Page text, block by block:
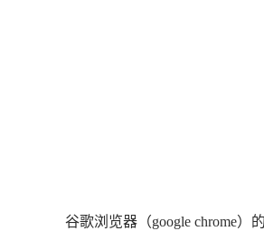
谷歌浏览器（google chrome）